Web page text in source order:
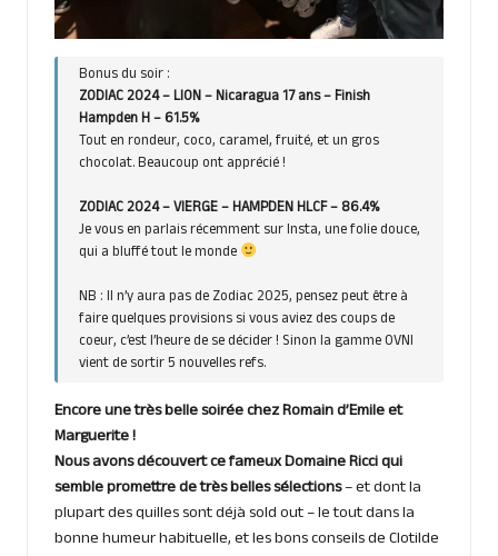
Bonus du soir :
ZODIAC 2024 – LION – Nicaragua 17 ans – Finish
Hampden H – 61.5%
Tout en rondeur, coco, caramel, fruité, et un gros
chocolat. Beaucoup ont apprécié !
ZODIAC 2024 – VIERGE – HAMPDEN HLCF – 86.4%
Je vous en parlais récemment sur Insta, une folie douce,
qui a bluffé tout le monde
NB : Il n’y aura pas de Zodiac 2025, pensez peut être à
faire quelques provisions si vous aviez des coups de
coeur, c’est l’heure de se décider ! Sinon la gamme OVNI
vient de sortir 5 nouvelles refs.
Encore une très belle soirée chez Romain d’Emile et
Marguerite !
Nous avons découvert ce fameux Domaine Ricci qui
semble promettre de très belles sélections– et dont la
plupart des quilles sont déjà sold out – le tout dans la
bonne humeur habituelle, et les bons conseils de Clotilde